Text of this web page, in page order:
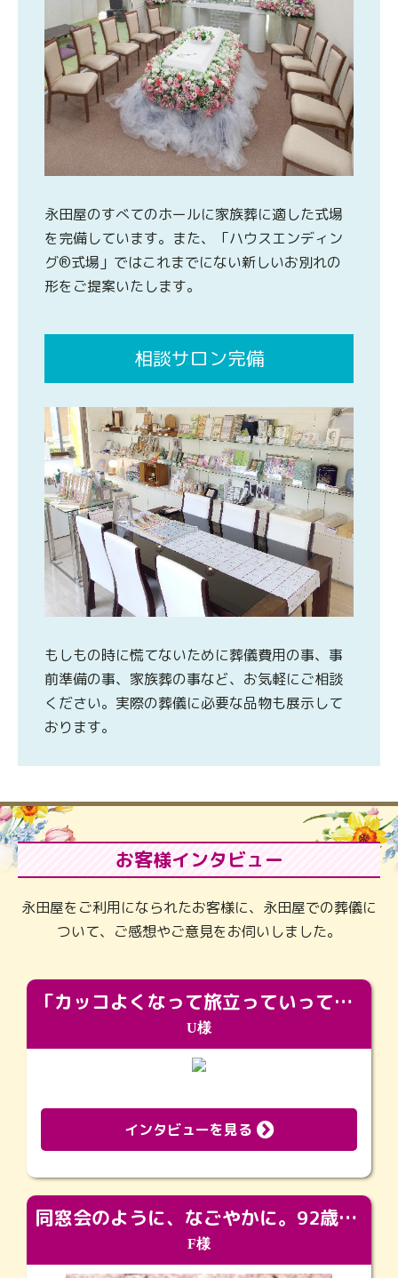
永田屋のすべてのホールに家族葬に適した式場
を完備しています。また、「ハウスエンディン
グ®式場」ではこれまでにない新しいお別れの
形をご提案いたします。
相談サロン完備
もしもの時に慌てないために葬儀費用の事、事
前準備の事、家族葬の事など、お気軽にご相談
ください。実際の葬儀に必要な品物も展示して
おります。
お客様インタビュー
永田屋をご利用になられたお客様に、永田屋での葬儀に
ついて、ご感想やご意見をお伺いしました。
「カッコよくなって旅立っていってくれました（笑）もっとカッコいいって言ってあげればよかったな」
U様
インタビューを見る
同窓会のように、なごやかに。92歳の旅立ちを彩った、再会と感謝の場
F様